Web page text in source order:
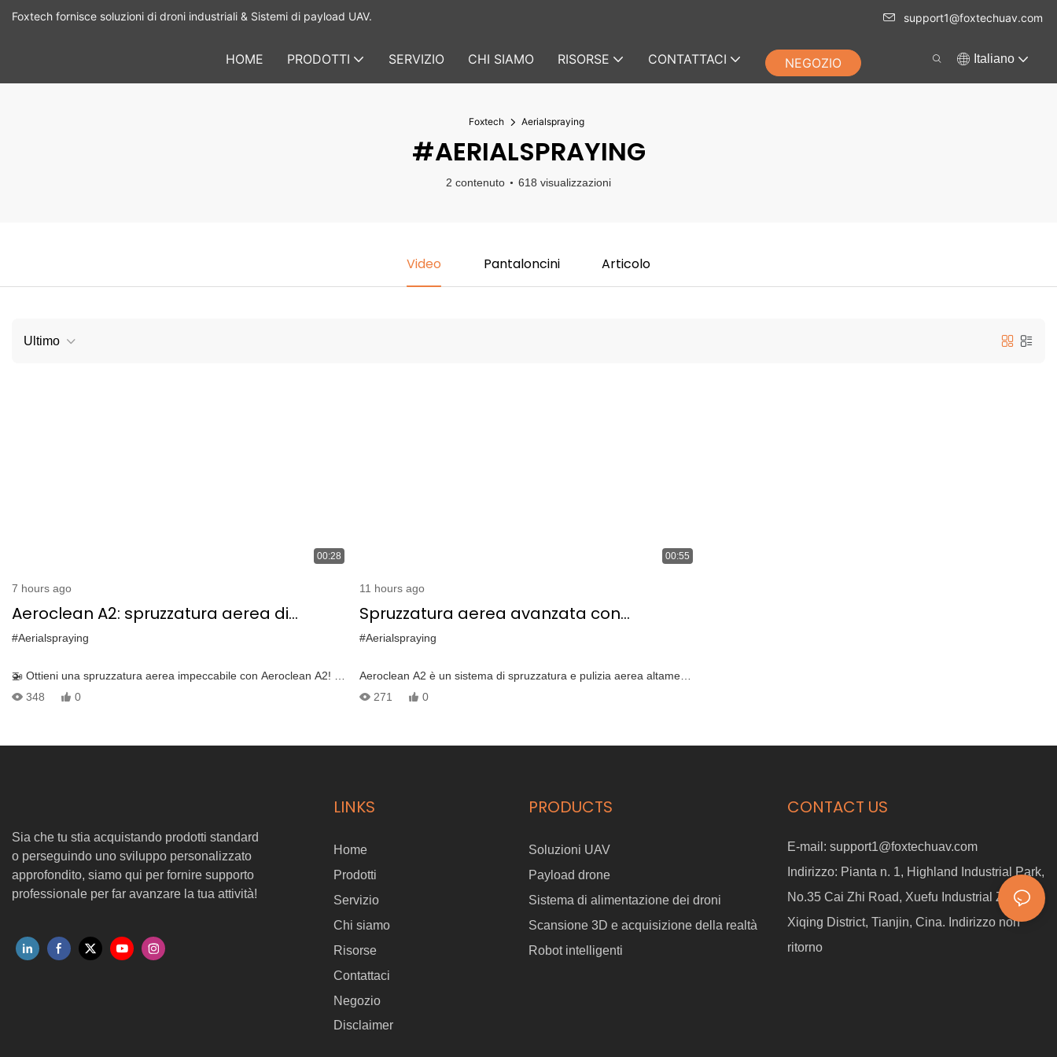
Foxtech fornisce soluzioni di droni industriali & Sistemi di payload UAV. support1@foxtechuav.com
HOME PRODOTTI SERVIZIO CHI SIAMO RISORSE CONTATTACI NEGOZIO Italiano
Foxtech Aerialspraying
#AERIALSPRAYING
2 contenuto 618 visualizzazioni
Video Pantaloncini Articolo
Ultimo
00:28
7 hours ago
Aeroclean A2: spruzzatura aerea di
precisione per matrica DJI 300/350 RTK |
#Aerialspraying
🚁 Ottieni una spruzzatura aerea impeccabile con Aeroclean A2! 🚁
Scopri la potenza di precisione con Aeroclean A2, progettata per i
348 0
00:55
11 hours ago
Spruzzatura aerea avanzata con
Aeroclean A2: 3D Multi-angolo & DJI
#Aerialspraying
Aeroclean A2 è un sistema di spruzzatura e pulizia aerea altamente
avanzata progettato per l'integrazione senza soluzione di continuità
misurazione della distanza in tempo reale dell'aeroclean A2
semplifica il trasporto e la conservazione, offrendo una soluzione
completa e portatile per le attività di spruzzatura aerea.
271 0
Sia che tu stia acquistando prodotti standard
o perseguindo uno sviluppo personalizzato
approfondito, siamo qui per fornire supporto
professionale per far avanzare la tua attività!
LINKS
Home
Prodotti
Servizio
Chi siamo
Risorse
Contattaci
Negozio
Disclaimer
PRODUCTS
Soluzioni UAV
Payload drone
Sistema di alimentazione dei droni
Scansione 3D e acquisizione della realtà
Robot intelligenti
CONTACT US
E-mail: support1@foxtechuav.com
Indirizzo: Pianta n. 1, Highland Industrial Park,
No.35 Cai Zhi Road, Xuefu Industrial Zone,
Xiqing District, Tianjin, Cina. Indirizzo non
ritorno